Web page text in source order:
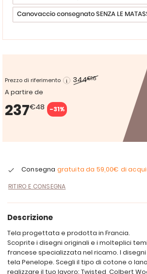
Canovaccio consegnato SENZA LE
Prezzo di riferimento 344€16
A partire de
237€48 -31%
Consegna gratuita da 59,00€ di
RITIRO E CONSEGNA
Descrizione
Tela progettata e prodotta in Francia.
Scoprite i disegni originali e i molteplici
francese specializzata nel ricamo. I
tela Penelope. Scegli il tipo di cotone o
realizzare il tuo lavoro: Twisted, Colbert